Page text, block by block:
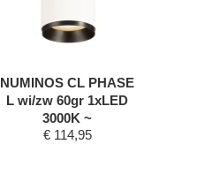
NUMINOS CL PHASE
L wi/zw 60gr 1xLED
3000K ~
€ 114,95